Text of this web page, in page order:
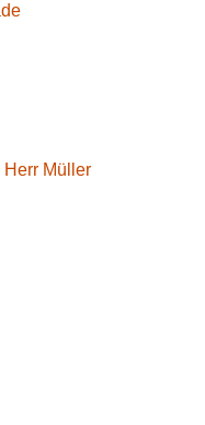
Herr Müller